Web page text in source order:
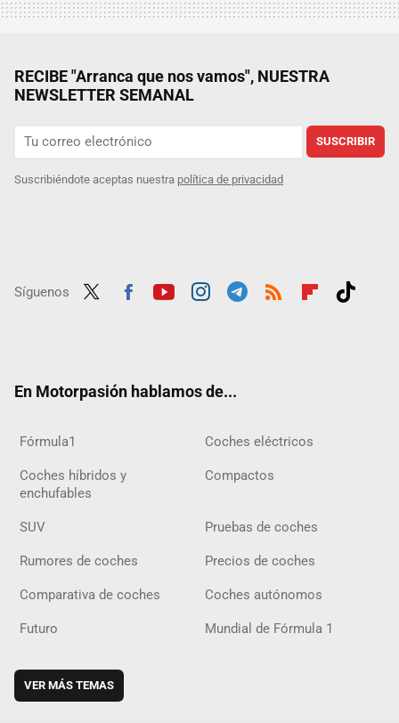
RECIBE "Arranca que nos vamos", NUESTRA
NEWSLETTER SEMANAL
SUSCRIBIR
Suscribiéndote aceptas nuestra política de privacidad
Síguenos
En Motorpasión hablamos de...
Fórmula1 Coches eléctricos
Coches híbridos y
enchufables
Compactos
SUV Pruebas de coches
Rumores de coches Precios de coches
Comparativa de coches Coches autónomos
Futuro Mundial de Fórmula 1
VER MÁS TEMAS